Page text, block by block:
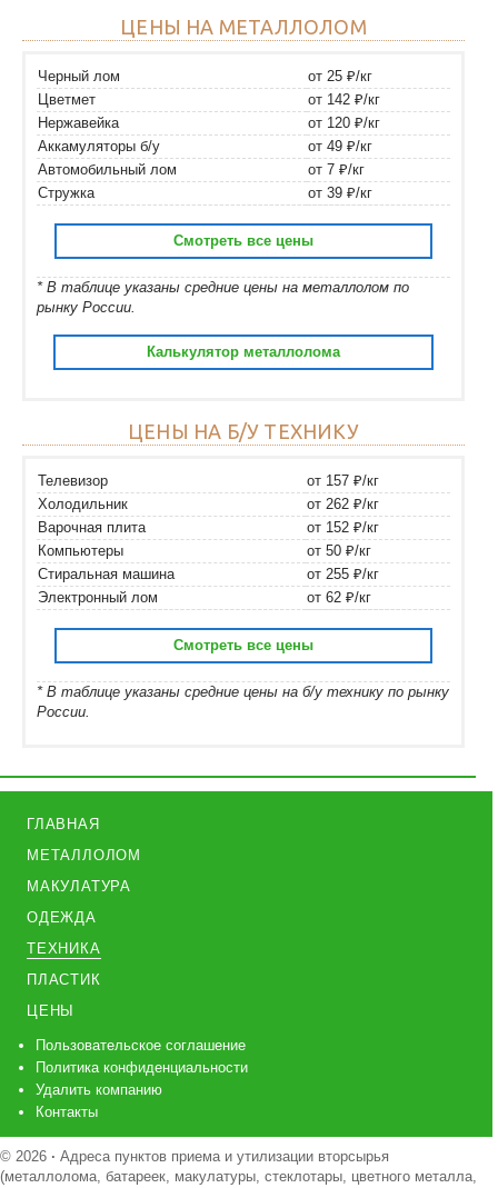
ЦЕНЫ НА МЕТАЛЛОЛОМ
Черный лом
от 25 ₽/кг
Цветмет
от 142 ₽/кг
Нержавейка
от 120 ₽/кг
Аккамуляторы б/у
от 49 ₽/кг
Автомобильный лом
от 7 ₽/кг
Стружка
от 39 ₽/кг
Смотреть все цены
* В таблице указаны средние цены на металлолом по
рынку России.
Калькулятор металлолома
ЦЕНЫ НА Б/У ТЕХНИКУ
Телевизор
от 157 ₽/кг
Холодильник
от 262 ₽/кг
Варочная плита
от 152 ₽/кг
Компьютеры
от 50 ₽/кг
Стиральная машина
от 255 ₽/кг
Электронный лом
от 62 ₽/кг
Смотреть все цены
* В таблице указаны средние цены на б/у технику по рынку
России.
ГЛАВНАЯ
МЕТАЛЛОЛОМ
МАКУЛАТУРА
ОДЕЖДА
ТЕХНИКА
ПЛАСТИК
ЦЕНЫ
Пользовательское соглашение
Политика конфиденциальности
Удалить компанию
Контакты
© 2026 · Адреса пунктов приема и утилизации вторсырья
(металлолома, батареек, макулатуры, стеклотары, цветного металла,